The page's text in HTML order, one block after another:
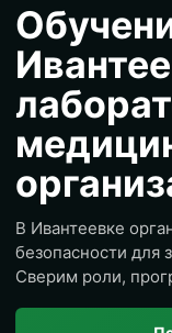
В Ивантеевке
безопасности для
Сверим роли,